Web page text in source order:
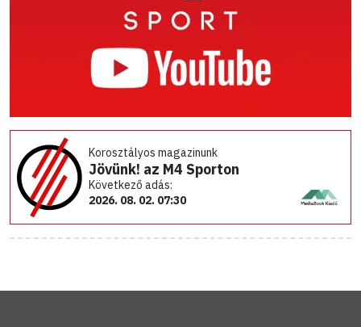
Korosztályos magazinunk
Jövünk! az M4 Sporton
Következő adás:
2026. 08. 02. 07:30